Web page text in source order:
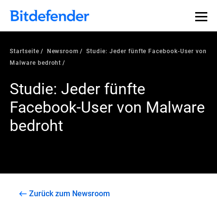
Startseite Newsroom
Studie: Jeder fünfte Facebook-User von
Malware bedroht
Studie: Jeder fünfte
Facebook-User von Malware
bedroht
Zurück zum Newsroom